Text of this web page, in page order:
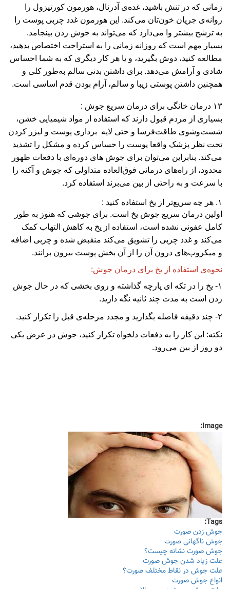
زمانی که در تنش باشید، غده‌ی آدرنال، هورمون کورتیزول را
روانه‌ی جریان خون‌تان می‌کند. این هورمون غدد چربی پوست را
به ترشح بیشتر وا می‌دارد که می‌تواند به جوش زدن بینجامد.
بسیار مهم است که روزانه زمانی را به استراحت اختصاص بدهید،
مطالعه کنید، دوش بگیرید، و یا هر کار دیگری که به شما احساس
شادی و آرامش می‌دهد. برای داشتن بدنی سالم به‌طور کلی و
همچنین داشتن پوستی زیبا و سالم، آرام بودن قدم اساسی است.
۱۳ درمان خانگی برای درمان سریع جوش :
بسیاری از مردم قبول دارند که استفاده از مواد شیمیایی خشن،
شست‌وشوی طاقت‌فرسا و حتی لایه برداری پوست و لیزر کردن
تحت‌ نظر پزشک واقعا پوست را حساس کرده و مشکل را تشدید
می‌کند. بنابراین می‌توان برای جوش های دوره‌ای با دفعات ظهور
محدود، از راه‌های درمانی فوق‌العاده متداولی که جوش‌ و آکنه را
با سرعت و به راحتی از بین می‌برند استفاده کرد.
۱. هر چه سریع‌تر از یخ استفاده کنید :
اولین درمان سریع جوش یخ است. برای جوشی که هنوز به طور
کامل عفونی نشده است، استفاده از یخ به کاهش التهاب کمک
می‌کند و غدد چربی را تشویق می‌کند منقبض شده و چربی اضافه
و میکروب‌های درون آن را از آن بخش پوست بیرون برانند.
نحوه‌ی استفاده از یخ برای درمان جوش:
۱- یخ را در تکه ای پارچه گذاشته و روی بخشی که در حال جوش
زدن است به مدت چند ثانیه نگه دارید.
۲- چند دقیقه فاصله بگذارید و مجدد مرحله‌ی قبل را تکرار کنید.
نکته: این کار را به دفعات دلخواه تکرار کنید، جوش در عرض یکی
دو روز از بین می‌رود.
Image:
Tags:
جوش زدن صورت
جوش ناگهانی صورت
جوش صورت نشانه چیست؟
علت زیاد شدن جوش صورت
علت جوش در نقاط مختلف صورت؟
انواع جوش صورت